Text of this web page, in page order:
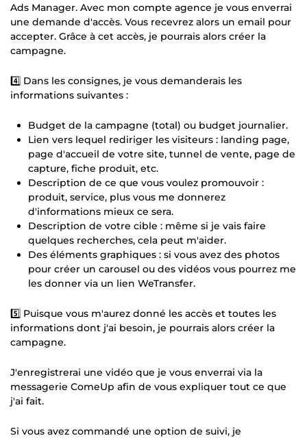
Ads Manager. Avec mon compte agence je vous enverrai
une demande d'accès. Vous recevrez alors un email pour
accepter. Grâce à cet accès, je pourrais alors créer la
campagne.
4️⃣ Dans les consignes, je vous demanderais les
informations suivantes :
Budget de la campagne (total) ou budget journalier.
Lien vers lequel rediriger les visiteurs : landing page,
page d'accueil de votre site, tunnel de vente, page de
capture, fiche produit, etc.
Description de ce que vous voulez promouvoir :
produit, service, plus vous me donnerez
d'informations mieux ce sera.
Description de votre cible : même si je vais faire
quelques recherches, cela peut m'aider.
Des éléments graphiques : si vous avez des photos
pour créer un carousel ou des vidéos vous pourrez me
les donner via un lien WeTransfer.
5️⃣ Puisque vous m'aurez donné les accès et toutes les
informations dont j'ai besoin, je pourrais alors créer la
campagne.
J'enregistrerai une vidéo que je vous enverrai via la
messagerie ComeUp afin de vous expliquer tout ce que
j'ai fait.
Si vous avez commandé une option de suivi, je